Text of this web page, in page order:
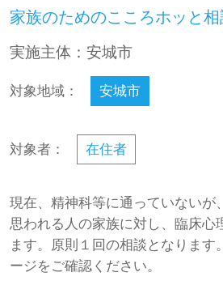
家族のためのこころホッと相
実施主体：安城市
対象地域： 安城市
対象者： 在住者
現在、精神科等に通っていないが
思われる人の家族に対し、臨床心
ます。原則１回の相談となります
ージをご確認ください。